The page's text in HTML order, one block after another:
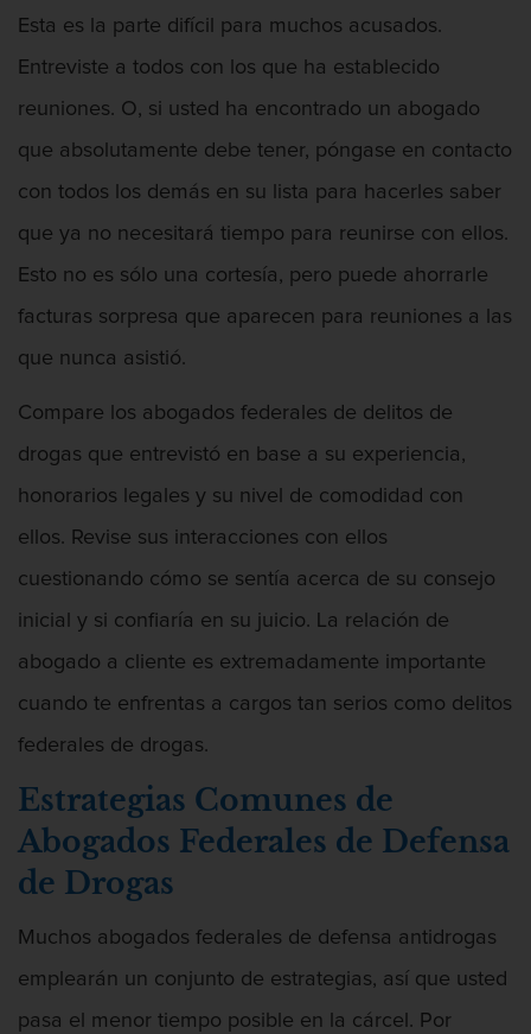
Esta es la parte difícil para muchos acusados.
Entreviste a todos con los que ha establecido
reuniones. O, si usted ha encontrado un abogado
que absolutamente debe tener, póngase en contacto
con todos los demás en su lista para hacerles saber
que ya no necesitará tiempo para reunirse con ellos.
Esto no es sólo una cortesía, pero puede ahorrarle
facturas sorpresa que aparecen para reuniones a las
que nunca asistió.
Compare los abogados federales de delitos de
drogas que entrevistó en base a su experiencia,
honorarios legales y su nivel de comodidad con
ellos. Revise sus interacciones con ellos
cuestionando cómo se sentía acerca de su consejo
inicial y si confiaría en su juicio. La relación de
abogado a cliente es extremadamente importante
cuando te enfrentas a cargos tan serios como delitos
federales de drogas.
Estrategias Comunes de
Abogados Federales de Defensa
de Drogas
Muchos abogados federales de defensa antidrogas
emplearán un conjunto de estrategias, así que usted
pasa el menor tiempo posible en la cárcel. Por
Aumento de Sentencia por Armas de
Fuego
Audiencias de Transferencia
Conducción Imprudente Con Presencia
Conducción Imprudente sin Presencia de
Conducir Bajo La Influencia De Drogas